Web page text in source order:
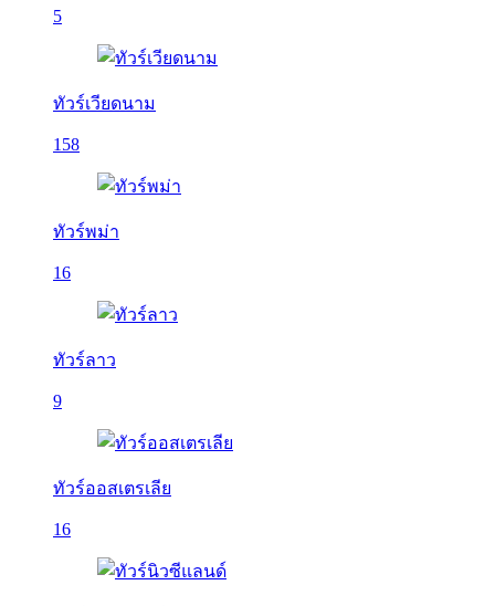
5
ทัวร์เวียดนาม
158
ทัวร์พม่า
16
ทัวร์ลาว
9
ทัวร์ออสเตรเลีย
16